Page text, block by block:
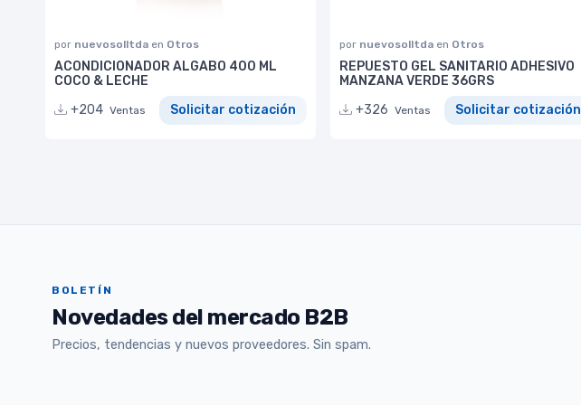
por nuevosolltda en Otros
ACONDICIONADOR ALGABO 400 ML
COCO & LECHE
+204 Ventas Solicitar cotización
por nuevosolltda en Otros
REPUESTO GEL SANITARIO ADHESIVO
MANZANA VERDE 36GRS
+326 Ventas Solicitar cotización
BOLETÍN
Novedades del mercado B2B
Precios, tendencias y nuevos proveedores. Sin spam.